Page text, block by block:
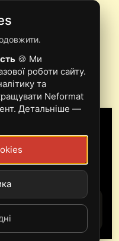
🍪 Ми
роботи сайту.
та
Neformat
Детальніше —